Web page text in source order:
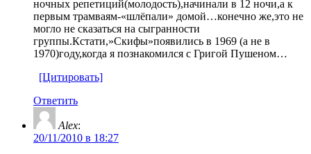
ночных репетиций(молодость),начинали в 12 ночи,а к
первым трамваям-«шлёпали» домой…конечно же,это не
могло не сказаться на сыгранности
группы.Кстати,»Скифы»появились в 1969 (а не в
1970)году,когда я познакомился с Григой Пушеном…
[Цитировать]
Ответить
Alex:
20/11/2010 в 18:27